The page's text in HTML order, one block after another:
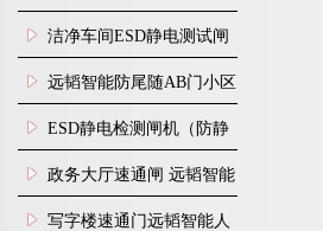
闸安装
洁净车间ESD静电测试闸
机
远韬智能防尾随AB门小区
门禁闸机安装
​ESD静电检测闸机（防静
电门禁通道系统）
政务大厅速通闸 远韬智能
防尾随静音速通门
写字楼速通门远韬智能人